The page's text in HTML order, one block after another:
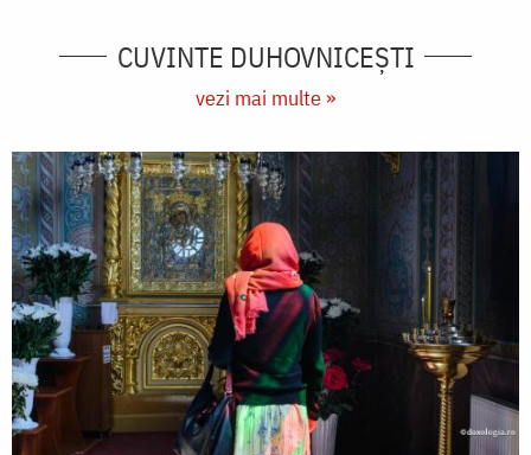
CUVINTE DUHOVNICEȘTI
vezi mai multe »